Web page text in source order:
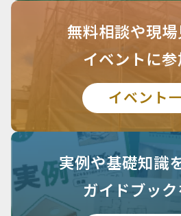
無料相談や現場
イベントに
イベント
実例や基礎知識
ガイドブッ